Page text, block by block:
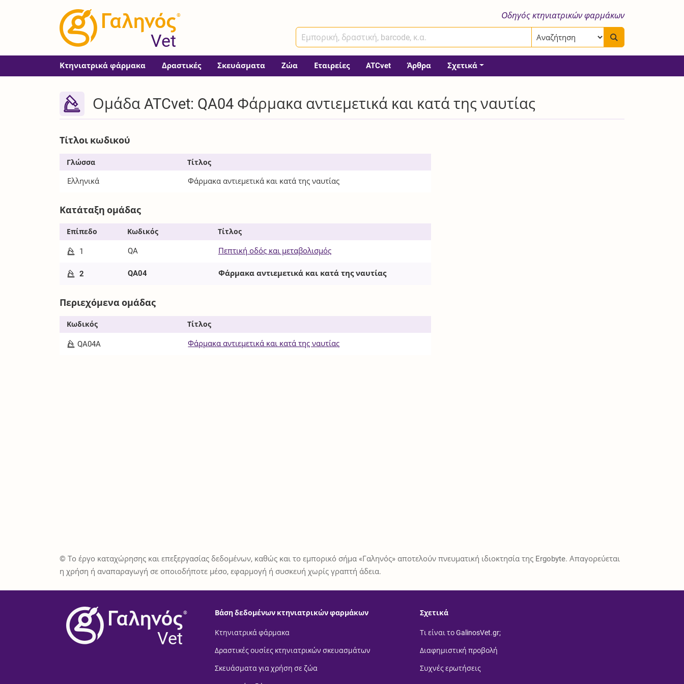
®
Vet
Οδηγός κτηνιατρικών φαρμάκων
Κτηνιατρικά φάρμακα Δραστικές Σκευάσματα Ζώα Εταιρείες ATCvet Άρθρα Σχετικά
Ομάδα ATCvet: QA04 Φάρμακα αντιεμετικά και κατά της ναυτίας
Τίτλοι κωδικού
Γλώσσα Τίτλος
Ελληνικά Φάρμακα αντιεμετικά και κατά της ναυτίας
Κατάταξη ομάδας
Επίπεδο Κωδικός Τίτλος
1 QA Πεπτική οδός και μεταβολισμός
2 QA04 Φάρμακα αντιεμετικά και κατά της ναυτίας
Περιεχόμενα ομάδας
Κωδικός Τίτλος
QA04A Φάρμακα αντιεμετικά και κατά της ναυτίας
© Το έργο καταχώρησης και επεξεργασίας δεδομένων, καθώς και το εμπορικό σήμα «Γαληνός» αποτελούν πνευματική ιδιοκτησία της Ergobyte. Απαγορεύεται
η χρήση ή αναπαραγωγή σε οποιοδήποτε μέσο, εφαρμογή ή συσκευή χωρίς γραπτή άδεια.
®
Vet
Βάση δεδομένων κτηνιατρικών φαρμάκων
Κτηνιατρικά φάρμακα
Δραστικές ουσίες κτηνιατρικών σκευασμάτων
Σκευάσματα για χρήση σε ζώα
Σχετικά
Τι είναι το GalinosVet.gr;
Διαφημιστική προβολή
Συχνές ερωτήσεις